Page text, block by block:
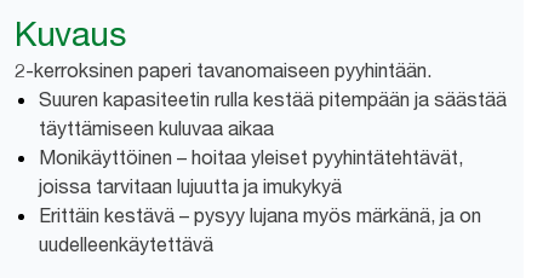
Kuvaus
2-kerroksinen paperi tavanomaiseen pyyhintään.
Suuren kapasiteetin rulla kestää pitempään ja säästää
täyttämiseen kuluvaa aikaa
Monikäyttöinen – hoitaa yleiset pyyhintätehtävät,
joissa tarvitaan lujuutta ja imukykyä
Erittäin kestävä – pysyy lujana myös märkänä, ja on
uudelleenkäytettävä